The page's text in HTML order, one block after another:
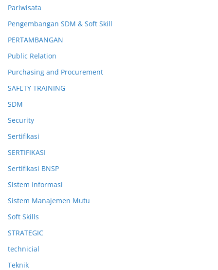
Pariwisata
Pengembangan SDM & Soft Skill
PERTAMBANGAN
Public Relation
Purchasing and Procurement
SAFETY TRAINING
SDM
Security
Sertifikasi
SERTIFIKASI
Sertifikasi BNSP
Sistem Informasi
Sistem Manajemen Mutu
Soft Skills
STRATEGIC
technicial
Teknik